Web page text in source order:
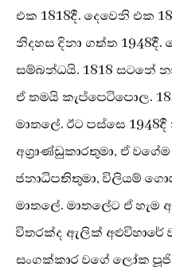
එක 1818දී. දෙවෙනි එක
නිදහස දිනා ගත්ත 1948දී.
සම්බන්ධයි. 1818 සටනේ
ඒ තමයි කැප්පෙටිපොල.
මාතලේ. ඊට පස්සෙ
අග්‍රාණ්ඩුකාරතුමා, ඒ
ජනාධිපතිතුමා, විලියම්
මාතලේ. මාතලේට ඒ හැම
විතරක්ද ඇලික් අළුවිහාරේ
සංගක්කාර වගේ ලෝක